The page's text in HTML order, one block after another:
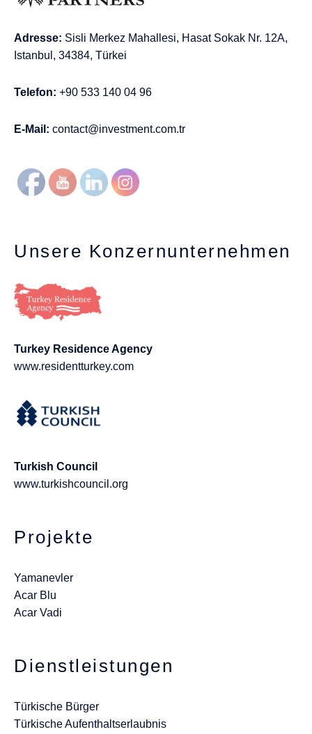
Adresse: Sisli Merkez Mahallesi, Hasat Sokak Nr. 12A,
Istanbul, 34384, Türkei
Telefon: +90 533 140 04 96
E-Mail: contact@investment.com.tr
Unsere Konzernunternehmen
Turkey Residence Agency
www.residentturkey.com
Turkish Council
www.turkishcouncil.org
Projekte
Yamanevler
Acar Blu
Acar Vadi
Dienstleistungen
Türkische Bürger
Türkische Aufenthaltserlaubnis